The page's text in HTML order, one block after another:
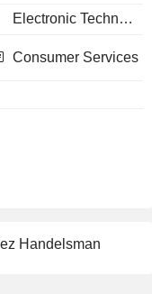
Electronic Technology
Consumer Services
Handelsman